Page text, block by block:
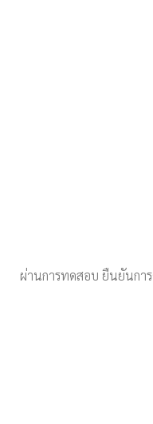
ผ่านการทดสอบ ยืนยันกา